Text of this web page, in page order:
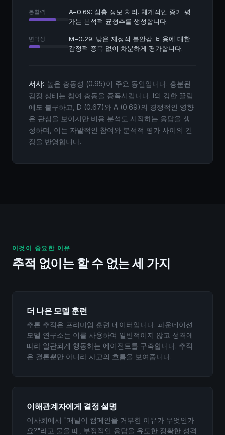
통찰력
A=0.69: 심층 정보 처리. 체계적인 증거 평
가는 분석적 균형추를 생성합니다.
변덕성
M=0.29: 낮은 재정적 불안감. 비용에 대한
감정적 증폭 없이 차분하게 평가합니다.
서사: 높은 충동성 (0.95)이 주요 동인입니다. 흥분된
감정 상태는 참여 충동을 증폭시킵니다. I의 강한 끌림
에도 불구하고, D (0.67)와 A (0.69)의 경쟁적인 영향
은 관심을 보이지만 비용 분석도 시작하는 응답을 생
성하며, 이는 자발적인 참여와 분석적 평가 사이의 긴
장을 반영합니다.
이것이 중요한 이유
추적 없이는 할 수 없는 세 가지
더 나은 모델 훈련
추론 추적은 프리미엄 훈련 데이터입니다. 파운데이션
모델 연구소는 이를 사용하여 일반적이지 않고 성격에
따라 일관되게 행동하는 에이전트를 구축합니다. 추적
은 결론뿐만 아니라 사고의 흐름을 보여줍니다.
이해관계자에게 결정 설명
이사회에서 "패널이 캠페인을 거부한 이유가 무엇인가
요?"라고 물을 때, 부정적인 응답을 유도한 정확한 성격